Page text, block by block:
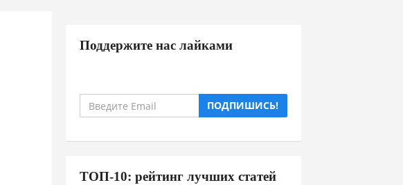
Поддержите нас лайками
ПОДПИШИСЬ!
ТОП-10: рейтинг лучших статей